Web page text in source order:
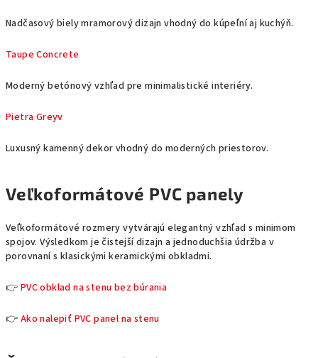
Nadčasový biely mramorový dizajn vhodný do kúpeľní aj kuchýň.
Taupe Concrete
Moderný betónový vzhľad pre minimalistické interiéry.
Pietra Greyv
Luxusný kamenný dekor vhodný do moderných priestorov.
Veľkoformátové PVC panely
Veľkoformátové rozmery vytvárajú elegantný vzhľad s minimom
spojov. Výsledkom je čistejší dizajn a jednoduchšia údržba v
porovnaní s klasickými keramickými obkladmi.
👉 PVC obklad na stenu bez búrania
👉 Ako nalepiť PVC panel na stenu